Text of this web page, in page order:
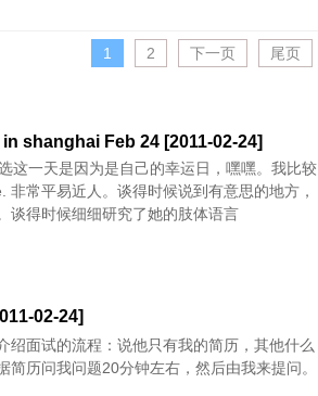
1 2 下一页 尾页
shanghai Feb 24 [2011-02-24]
这一天是因为是自己的幸运日，嘿嘿。我比较
非常平易近人。谈得时候说到有意思的地方，
谈得时候细细研究了她的肢体语言
02-24]
绍面试的流程：说他只有我的简历，其他什么
简历问我问题20分钟左右，然后由我来提问。